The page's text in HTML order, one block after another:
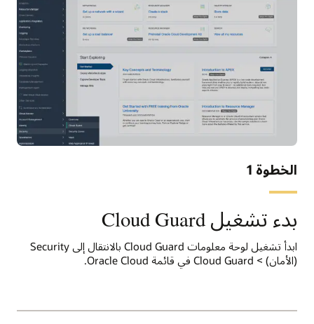
الخطوة 1
بدء تشغيل Cloud Guard
ابدأ تشغيل لوحة معلومات Cloud Guard بالانتقال إلى Security
(الأمان) > Cloud Guard في قائمة Oracle Cloud.